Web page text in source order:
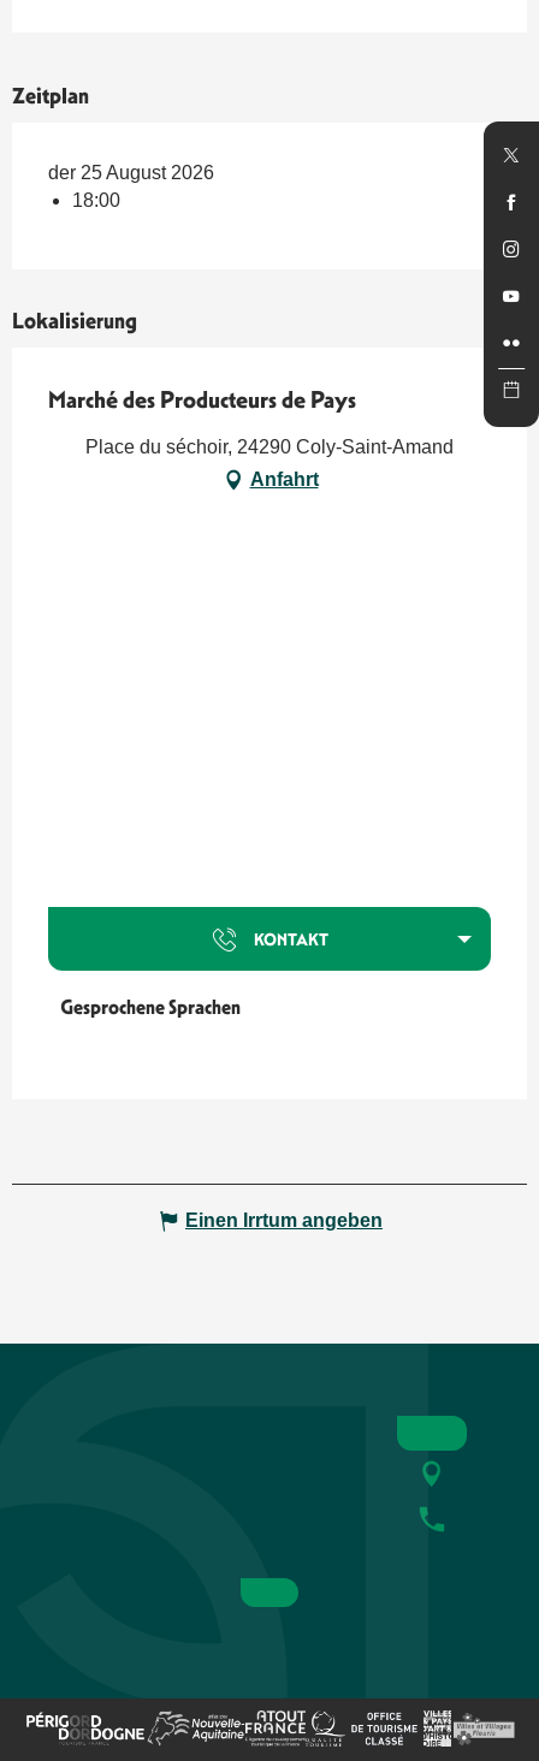
Zeitplan
der 25 August 2026
18:00
Lokalisierung
Marché des Producteurs de Pays
Place du séchoir, 24290 Coly-Saint-Amand
Anfahrt
KONTAKT
Gesprochene Sprachen
Gesprochene Sprachen
Einen Irrtum angeben